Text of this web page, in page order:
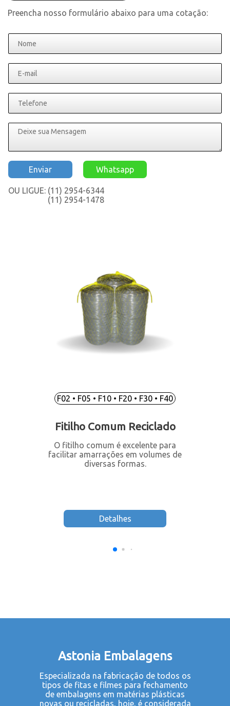
Preencha nosso formulário abaixo para uma cotação:
Enviar Whatsapp
OU LIGUE: (11) 2954-6344
(11) 2954-1478
F02 • F05 • F10 • F20 • F30 • F40
Fitilho Comum Reciclado
O fitilho comum é excelente para
facilitar amarrações em volumes de
diversas formas.
Detalhes
Astonia Embalagens
Especializada na fabricação de todos os
tipos de fitas e filmes para fechamento
de embalagens em matérias plásticas
novas ou recicladas, hoje, é considerada